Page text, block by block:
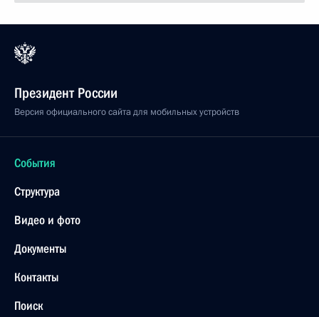
Президент России
Версия официального сайта для мобильных устройств
События
Структура
Видео и фото
Документы
Контакты
Поиск